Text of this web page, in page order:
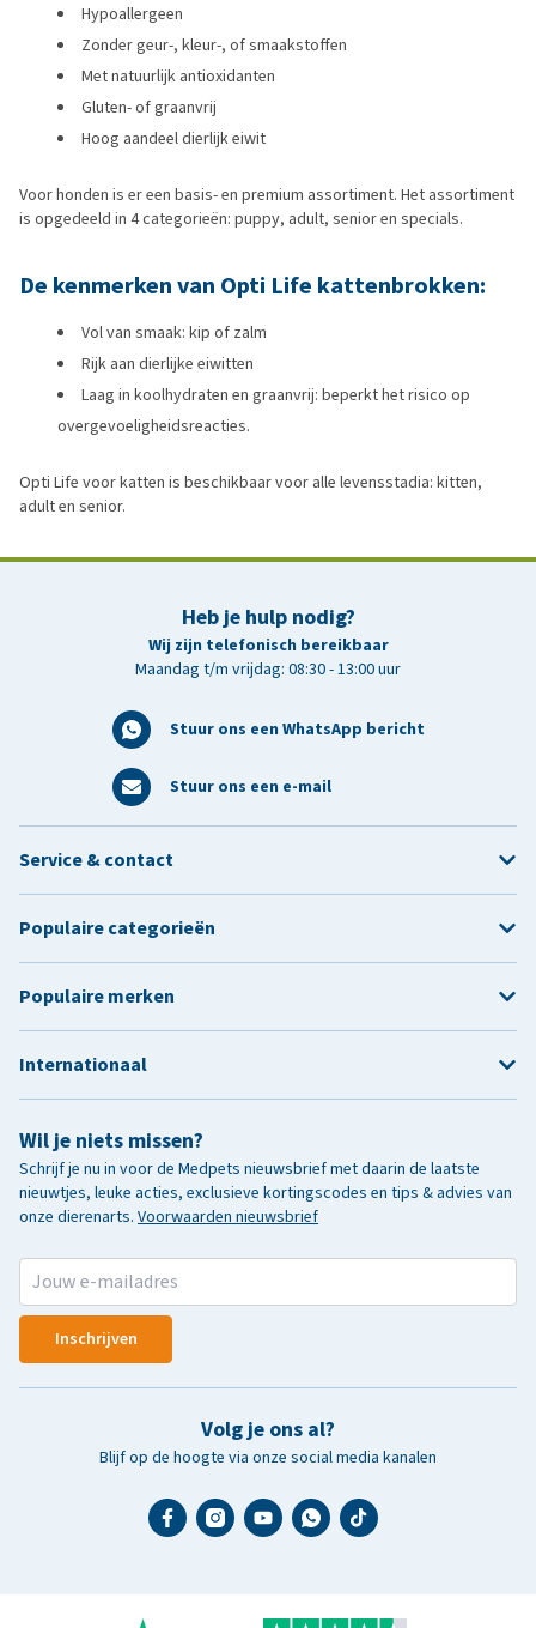
Hypoallergeen
Zonder geur-, kleur-, of smaakstoffen
Met natuurlijk antioxidanten
Gluten- of graanvrij
Hoog aandeel dierlijk eiwit
Voor honden is er een basis- en premium assortiment. Het assortiment
is opgedeeld in 4 categorieën: puppy, adult, senior en specials.
De kenmerken van Opti Life kattenbrokken:
Vol van smaak: kip of zalm
Rijk aan dierlijke eiwitten
Laag in koolhydraten en graanvrij: beperkt het risico op
overgevoeligheidsreacties.
Opti Life voor katten is beschikbaar voor alle levensstadia: kitten,
adult en senior.
Heb je hulp nodig?
Wij zijn telefonisch bereikbaar
Maandag t/m vrijdag: 08:30 - 13:00 uur
Stuur ons een WhatsApp bericht
Stuur ons een e-mail
Wil je niets missen?
Schrijf je nu in voor de Medpets nieuwsbrief met daarin de laatste
nieuwtjes, leuke acties, exclusieve kortingscodes en tips & advies van
onze dierenarts. Voorwaarden nieuwsbrief
Inschrijven
Volg je ons al?
Blijf op de hoogte via onze social media kanalen
Service & contact
Populaire categorieën
Populaire merken
Internationaal